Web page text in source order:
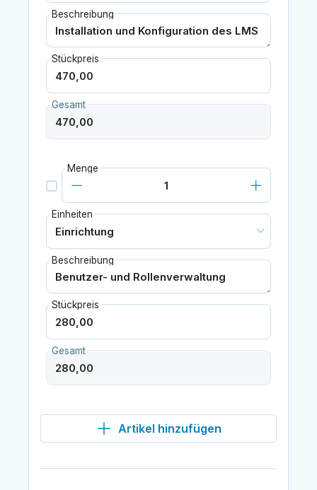
Beschreibung
Stückpreis
Gesamt
Menge
Einheiten
Beschreibung
Stückpreis
Gesamt
Artikel hinzufügen